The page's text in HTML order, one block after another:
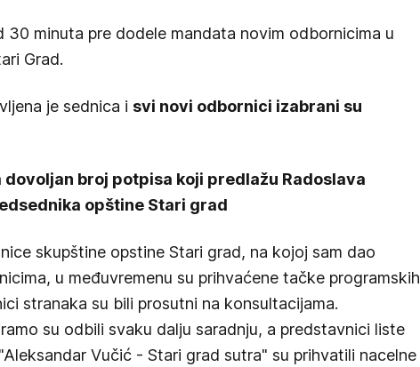
30 minuta pre dodele mandata novim odbornicima u
Grad.
je sednica i svi novi odbornici izabrani su
dovoljan broj potpisa koji predlažu Radoslava
opštine Stari grad
skupštine opstine Stari grad, na kojoj sam dao
u međuvremenu su prihvaćene tačke programskih
stranaka su bili prosutni na konsultacijama.
su odbili svaku dalju saradnju, a predstavnici liste
Vučić - Stari grad sutra" su prihvatili nacelne